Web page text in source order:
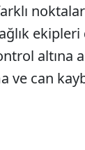
altına
ve can